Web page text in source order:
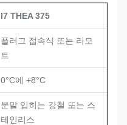
I7 THEA 375
플러그 접속식 또는 리모
트
0°C에 +8°C
분말 입히는 강철 또는 스
테인리스